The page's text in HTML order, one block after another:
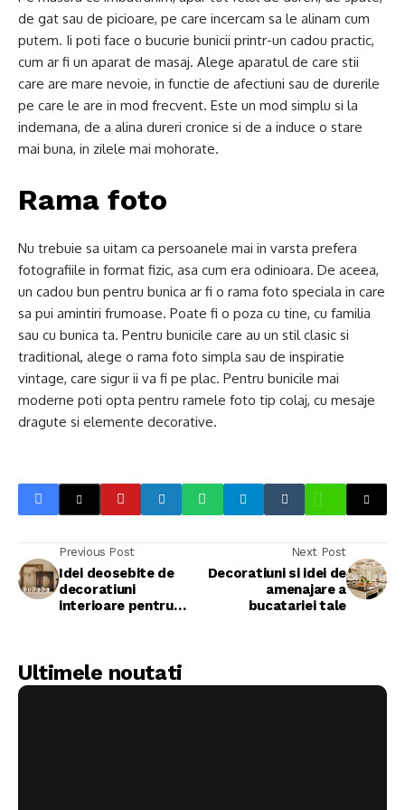
de gat sau de picioare, pe care incercam sa le alinam cum
putem. Ii poti face o bucurie bunicii printr-un cadou practic,
cum ar fi un aparat de masaj. Alege aparatul de care stii
care are mare nevoie, in functie de afectiuni sau de durerile
pe care le are in mod frecvent. Este un mod simplu si la
indemana, de a alina dureri cronice si de a induce o stare
mai buna, in zilele mai mohorate.
Rama foto
Nu trebuie sa uitam ca persoanele mai in varsta prefera
fotografiile in format fizic, asa cum era odinioara. De aceea,
un cadou bun pentru bunica ar fi o rama foto speciala in care
sa pui amintiri frumoase. Poate fi o poza cu tine, cu familia
sau cu bunica ta. Pentru bunicile care au un stil clasic si
traditional, alege o rama foto simpla sau de inspiratie
vintage, care sigur ii va fi pe plac. Pentru bunicile mai
moderne poti opta pentru ramele foto tip colaj, cu mesaje
dragute si elemente decorative.
Previous Post
Idei deosebite de
decoratiuni
interioare pentru
Next Post
Decoratiuni si idei de
amenajare a
bucatariei tale
Ultimele noutati